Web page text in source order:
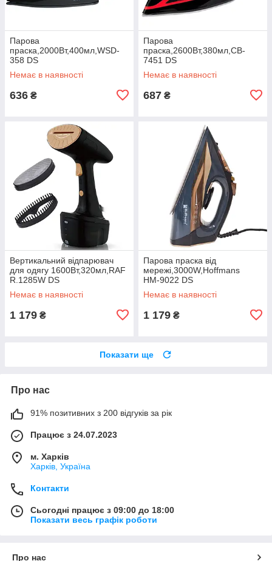
Парова
праска,2000Вт,400мл,WSD-
358 DS
Немає в наявності
636 ₴
Парова
праска,2600Вт,380мл,CB-
7451 DS
Немає в наявності
687 ₴
Вертикальний відпарювач
для одягу 1600Вт,320мл,RAF
R.1285W DS
Немає в наявності
1 179 ₴
Парова праска від
мережі,3000W,Hoffmans
НМ-9022 DS
Немає в наявності
1 179 ₴
Показати ще
Про нас
91% позитивних з 200 відгуків за рік
Працює з 24.07.2023
м. Харків
Харків, Україна
Контакти
Сьогодні працює з 09:00 до 18:00
Показати весь графік роботи
Про нас